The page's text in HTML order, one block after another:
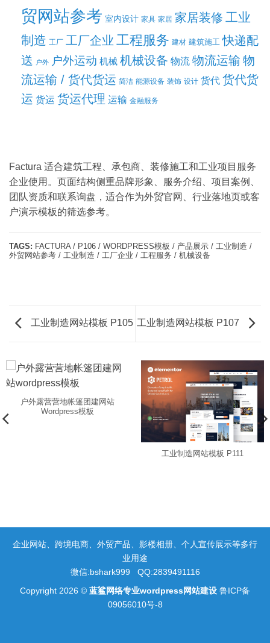
贸网站参考 室内设计 家具 家居 家居装修 工业
制造 工厂 工厂企业 工程服务 建材 建筑施工 快递配
送
户外 户外运动 机械 机械设备 物流 物流运输 物
流运输 / 货代货运 简洁 能源设备 装饰 设计 货代 货代货
运 货运 货运代理 运输 金融服务
Factura 适合建筑工程、承包商、装修施工和工业项目服务
企业使用。页面结构侧重品牌形象、服务介绍、项目案例、
团队资质和联系询盘，适合作为外贸官网、行业落地页或客
户演示模板的筛选参考。
TAGS: FACTURA / P106 / WORDPRESS模板 / 产品展示 / 工业制造 /
外贸网站参考 / 工业制造 / 工厂企业 / 工程服务 / 机械设备
工业制造网站模板 P105 工业制造网站模板 P107
户外露营营地帐篷团建网站
Wordpress模板
工业制造网站模板 P111
企业网站、跨境电商、外贸产品、影楼相册、个人宣传展示等多行
业用途
微信:bshark999 QQ:2839491116
Copyright 2026 © 蓝鲨网络专业wordpress网站建设 鲁ICP备
09056010号-8